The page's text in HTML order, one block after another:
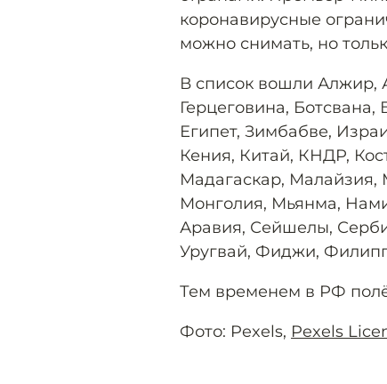
коронавирусные
можно снимать, но
В список вошли Алжир,
Герцеговина, Ботсвана,
Египет, Зимбабве,
Кения, Китай, КНДР,
Мадагаскар,
Монголия, Мьянма,
Аравия, Сейшелы,
Уругвай, Фиджи,
Тем временем в РФ
Фото: Pexels, Pexels